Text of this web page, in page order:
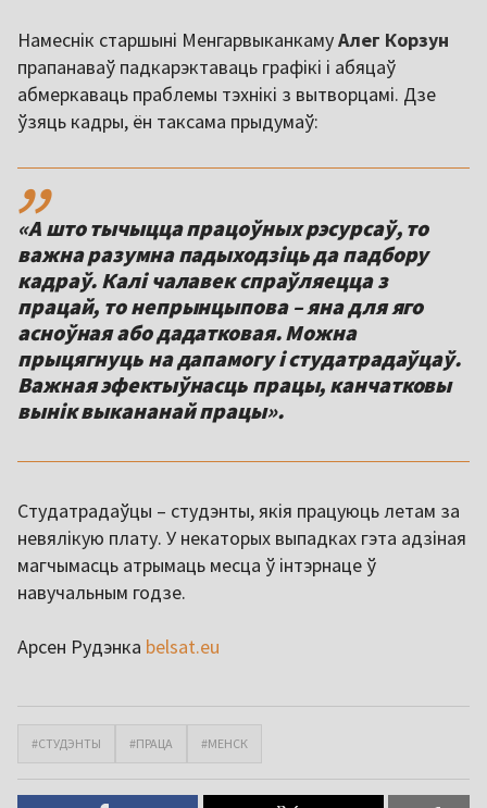
Намеснік старшыні МенгарвыканкамуАлег Корзун
прапанаваў падкарэктаваць графікі і абяцаў
абмеркаваць праблемы тэхнікі з вытворцамі. Дзе
ўзяць кадры, ён таксама прыдумаў:
,,
«А што тычыцца працоўных рэсурсаў, то
важна разумна падыходзіць да падбору
кадраў. Калі чалавек спраўляецца з
працай, то непрынцыпова – яна для яго
асноўная або дадатковая. Можна
прыцягнуць на дапамогу і студатрадаўцаў.
Важная эфектыўнасць працы, канчатковы
вынік выкананай працы».
Студатрадаўцы – студэнты, якія працуюць летам за
невялікую плату. У некаторых выпадках гэта адзіная
магчымасць атрымаць месца ў інтэрнаце ў
навучальным годзе.
Арсен Рудэнка belsat.eu
#СТУДЭНТЫ #ПРАЦА #МЕНСК